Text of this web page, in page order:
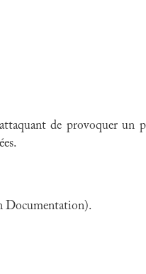
de provoquer un
Documentation).